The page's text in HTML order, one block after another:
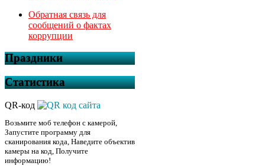
Обратная связь для
сообщений о фактах
коррупции
Праздники
Статистика
QR-код
Возьмите моб телефон с камерой,
Запустите программу для
сканирования кода, Наведите объектив
камеры на код, Получите
информацию!